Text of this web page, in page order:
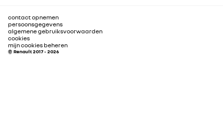
contact opnemen
persoonsgegevens
algemene gebruiksvoorwaarden
cookies
mijn cookies beheren
© Renault 2017 - 2026